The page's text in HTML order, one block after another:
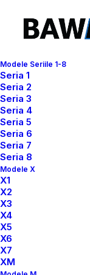
Modele Seriile 1-8
Seria 1
Seria 2
Seria 3
Seria 4
Seria 5
Seria 6
Seria 7
Seria 8
Modele X
X1
X2
X3
X4
X5
X6
X7
XM